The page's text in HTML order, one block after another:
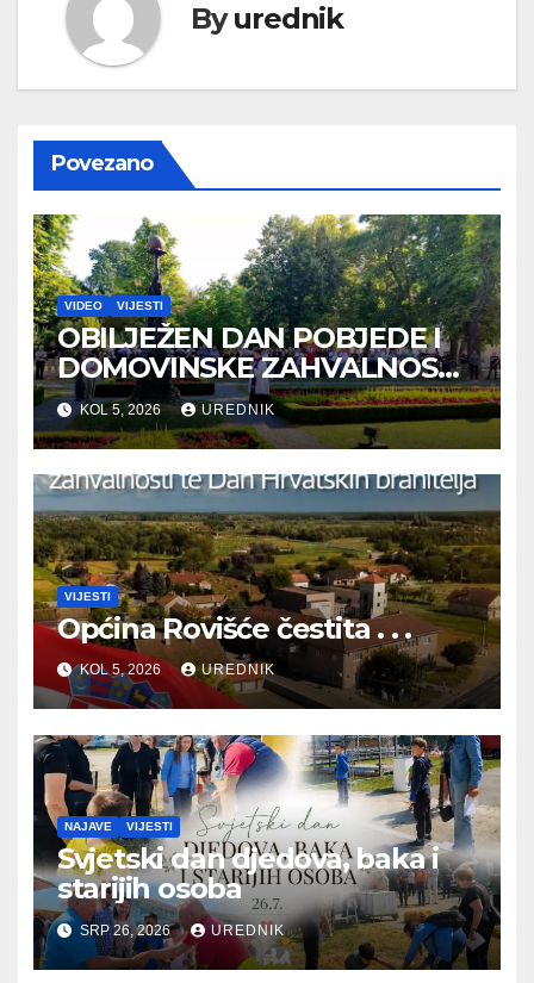
Byurednik
Povezano
VIDEO VIJESTI
OBILJEŽEN DAN POBJEDE I
DOMOVINSKE ZAHVALNOSTI
TE DAN HRVATSKIH
BRANITELJA
KOL 5, 2026 UREDNIK
VIJESTI
Općina Rovišće čestita . . .
KOL 5, 2026 UREDNIK
NAJAVE VIJESTI
Svjetski dan djedova, baka i
starijih osoba
SRP 26, 2026 UREDNIK